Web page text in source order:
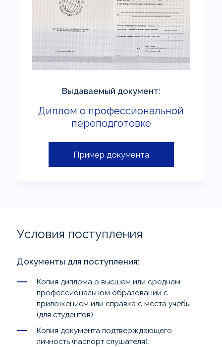
Выдаваемый документ:
Диплом о профессиональной
переподготовке
Пример документа
Условия поступления
Документы для поступления:
Копия диплома о высшем или среднем
профессиональном образовании с
приложением или справка с места учебы
(для студентов).
Копия документа подтверждающего
личность (паспорт слушателя).